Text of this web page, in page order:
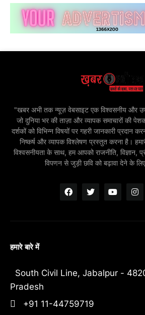
"खबर अभी तक न्यूज़ वेबसाइट एक विश्वसनीय और
जो दुनिया भर की ताज़ा और व्यापक समाचारों की
दर्शकों को विभिन्न विषयों पर गहरी जानकारी प्रदान
निष्कर्ष और व्यापक विश्लेषण प्रस्तुत करना है।
विश्वसनीयता के साथ, हम आपको राजनीति, विज्ञान,
विपणन से जुड़ी छवि को बढ़ावा देने के
हमारे बारे में
South Civil Line, Jabalpur -
Pradesh
+91 11-44759719